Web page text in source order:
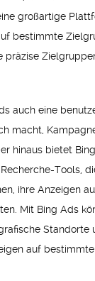
großartige
bestimmte
präzise
auch eine
macht,
hinaus bietet
Tools,
ihre Anzeigen
Mit Bing Ads
Standorte
auf